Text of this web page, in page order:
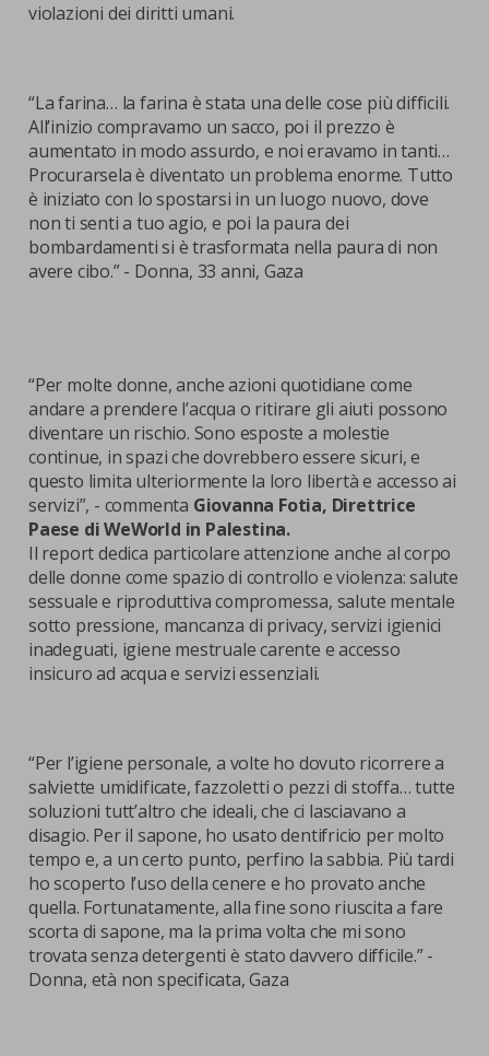
violazioni dei diritti umani.
“La farina… la farina è stata una delle cose più difficili.
All’inizio compravamo un sacco, poi il prezzo è
aumentato in modo assurdo, e noi eravamo in tanti…
Procurarsela è diventato un problema enorme. Tutto
è iniziato con lo spostarsi in un luogo nuovo, dove
non ti senti a tuo agio, e poi la paura dei
bombardamenti si è trasformata nella paura di non
avere cibo.” - Donna, 33 anni, Gaza
“Per molte donne, anche azioni quotidiane come
andare a prendere l’acqua o ritirare gli aiuti possono
diventare un rischio. Sono esposte a molestie
continue, in spazi che dovrebbero essere sicuri, e
questo limita ulteriormente la loro libertà e accesso ai
servizi”, - commenta Giovanna Fotia, Direttrice
Paese di WeWorld in Palestina.
Il report dedica particolare attenzione anche al corpo
delle donne come spazio di controllo e violenza: salute
sessuale e riproduttiva compromessa, salute mentale
sotto pressione, mancanza di privacy, servizi igienici
inadeguati, igiene mestruale carente e accesso
insicuro ad acqua e servizi essenziali.
“Per l’igiene personale, a volte ho dovuto ricorrere a
salviette umidificate, fazzoletti o pezzi di stoffa… tutte
soluzioni tutt’altro che ideali, che ci lasciavano a
disagio. Per il sapone, ho usato dentifricio per molto
tempo e, a un certo punto, perfino la sabbia. Più tardi
ho scoperto l’uso della cenere e ho provato anche
quella. Fortunatamente, alla fine sono riuscita a fare
scorta di sapone, ma la prima volta che mi sono
trovata senza detergenti è stato davvero difficile.” -
Donna, età non specificata, Gaza